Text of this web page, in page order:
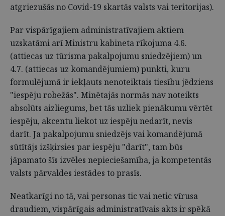
atgriezušās no Covid-19 skartās valsts vai teritorijas).
Par vispārīgajiem administratīvajiem aktiem
uzskatāmi arī Ministru kabineta rīkojuma 4.6.
(attiecas uz tūrisma pakalpojumu sniedzējiem) un
4.7. (attiecas uz komandējumiem) punkti, kuru
formulējumā ir iekļauts nenoteiktais tiesību jēdziens
"iespēju robežās". Minētajās normās nav noteikts
absolūts aizliegums, bet tās uzliek pienākumu vērtēt
iespēju, akcentu liekot uz iespēju nedarīt, nevis
darīt. Ja pakalpojumu sniedzējs vai komandējumā
sūtītājs izšķirsies par iespēju "darīt", tam būs
jāpamato šīs izvēles nepieciešamība, ja kompetentās
valsts pārvaldes iestādes to prasīs.
Neatkarīgi no tā, vai personas tic vai netic vīrusa
draudiem, vispārīgais administratīvais akts ir spēkā